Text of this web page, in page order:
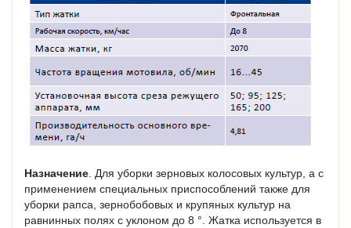
Назначение . Для уборки зерновых колосовых культур, а с
применением специальных приспособлений также для
уборки рапса, зернобобовых и крупяных культур на
равнинных полях с уклоном до 8 °. Жатка используется в